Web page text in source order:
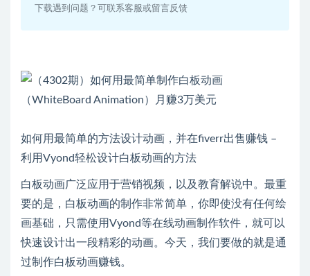
下载遇到问题？可联系客服或留言反馈
如何用最简单的方法设计动画，并在fiverr出售赚钱 –
利用Vyond轻松设计白板动画的方法
白板动画广泛应用于营销视频，以及教育解说中。最重
要的是，白板动画的制作非常简单，你即使没有任何绘
画基础，只需使用Vyond等在线动画制作软件，就可以
快速设计出一段精彩的动画。今天，我们要做的就是通
过制作白板动画赚钱。